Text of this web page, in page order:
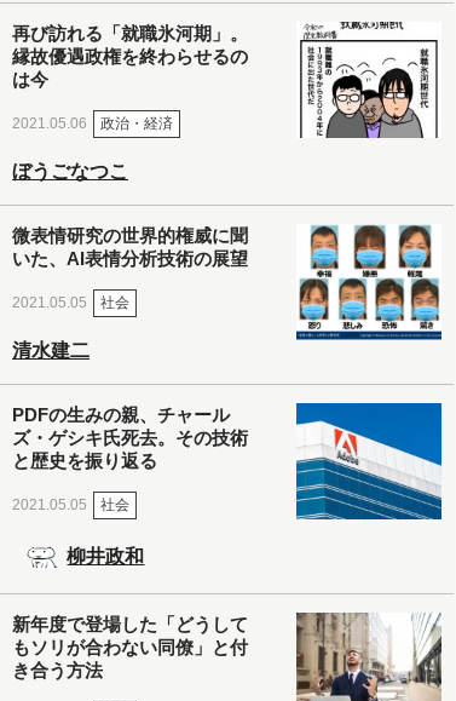
再び訪れる「就職氷河期」。
縁故優遇政権を終わらせるの
は今
2021.05.06 政治・経済
ぼうごなつこ
微表情研究の世界的権威に聞
いた、AI表情分析技術の展望
2021.05.05 社会
清水建二
PDFの生みの親、チャール
ズ・ゲシキ氏死去。その技術
と歴史を振り返る
2021.05.05 社会
柳井政和
新年度で登場した「どうして
もソリが合わない同僚」と付
き合う方法